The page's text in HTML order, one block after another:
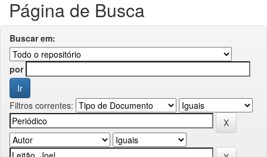
Página de Busca
Buscar em:
por
Filtros correntes: